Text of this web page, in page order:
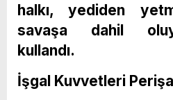
halkı, yediden
savaşa dahil
kullandı.
İşgal Kuvvetleri